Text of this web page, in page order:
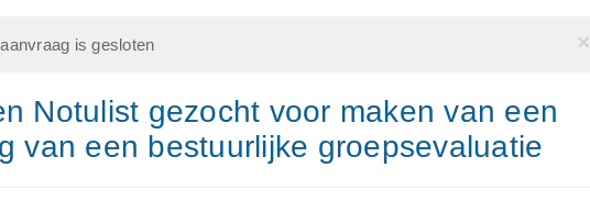
×
is gesloten
Notulist gezocht voor maken van een
van een bestuurlijke groepsevaluatie